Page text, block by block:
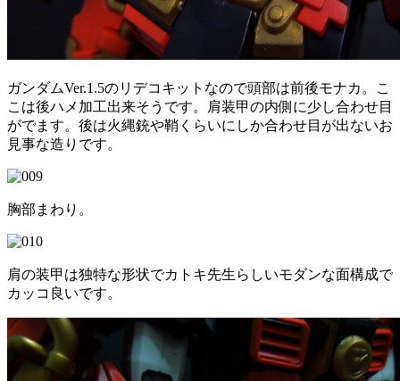
ガンダムVer.1.5のリデコキットなので頭部は前後モナカ。こ
こは後ハメ加工出来そうです。肩装甲の内側に少し合わせ目
がでます。後は火縄銃や鞘くらいにしか合わせ目が出ないお
見事な造りです。
胸部まわり。
肩の装甲は独特な形状でカトキ先生らしいモダンな面構成で
カッコ良いです。